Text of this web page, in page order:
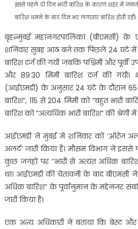
इससे पहले दो दिन भारी बारिश के कारण शहर में
बारिश थमने के बाद दिन भर लगातार बारिश होती रही।
बृहन्मुंबई महानगरपालिका (बीएमसी) के
शनिवार सुबह आठ बजे तक पिछले 24 घंटे
बारिश दर्ज की गयी जबकि पश्चिमी और पूर्वी
और 89.30 मिमी बारिश दर्ज की गयी।
(आईएमडी) के अनुसार 24 घंटे के दौरान 65 से
बारिश”, 115 से 204 मिमी को ”बहुत भारी
बारिश को ”अत्यधिक भारी बारिश” की श्रेणी में
आईएमडी ने मुंबई में शनिवार को ‘ऑरेंज
अलर्ट’ जारी किया है। मौसम विभाग ने
कुछ जगहों पर ”भारी से अत्यंत अधिक
था। आईएमडी की चेतावनी के बाद बीएमसी
अधिक बारिश” के पूर्वानुमान के मद्देनजर
जारी किया है।
एक अन्य अधिकारी ने बताया कि बेस्ट